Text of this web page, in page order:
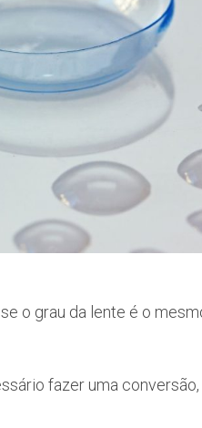
o grau da lente é o
fazer uma